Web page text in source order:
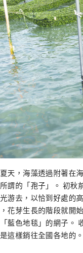
天，海藻透過附著在
謂的「孢子」。 初秋
游去，以恰到好處的
花芽生長的階段就開
藍色地毯」的網子。
這樣銷往全國各地的。